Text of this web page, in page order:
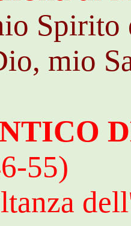
Spirito
mio
55)